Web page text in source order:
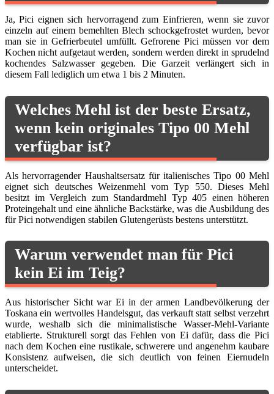
Ja, Pici eignen sich hervorragend zum Einfrieren, wenn sie zuvor
einzeln auf einem bemehlten Blech schockgefrostet wurden, bevor
man sie in Gefrierbeutel umfüllt. Gefrorene Pici müssen vor dem
Kochen nicht aufgetaut werden, sondern werden direkt in sprudelnd
kochendes Salzwasser gegeben. Die Garzeit verlängert sich in
diesem Fall lediglich um etwa 1 bis 2 Minuten.
Welches Mehl ist der beste Ersatz,
wenn kein originales Tipo 00 Mehl
verfügbar ist?
Als hervorragender Haushaltsersatz für italienisches Tipo 00 Mehl
eignet sich deutsches Weizenmehl vom Typ 550. Dieses Mehl
besitzt im Vergleich zum Standardmehl Typ 405 einen höheren
Proteingehalt und eine ähnliche Backstärke, was die Ausbildung des
für Pici notwendigen stabilen Glutengerüsts bestens unterstützt.
Warum verwendet man für Pici
kein Ei im Teig?
Aus historischer Sicht war Ei in der armen Landbevölkerung der
Toskana ein wertvolles Handelsgut, das verkauft statt selbst verzehrt
wurde, weshalb sich die minimalistische Wasser-Mehl-Variante
etablierte. Strukturell sorgt das Fehlen von Ei dafür, dass die Pici
nach dem Kochen eine rustikale, schwerere und angenehm kaubare
Konsistenz aufweisen, die sich deutlich von feinen Eiernudeln
unterscheidet.